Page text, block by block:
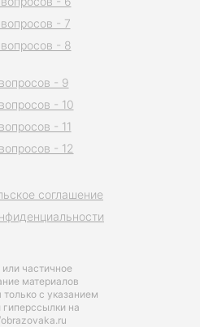
частичное
материалов
с указанием
гиперссылки на
соглашение
- 7
- 8
- 9
- 10
- 11
- 12